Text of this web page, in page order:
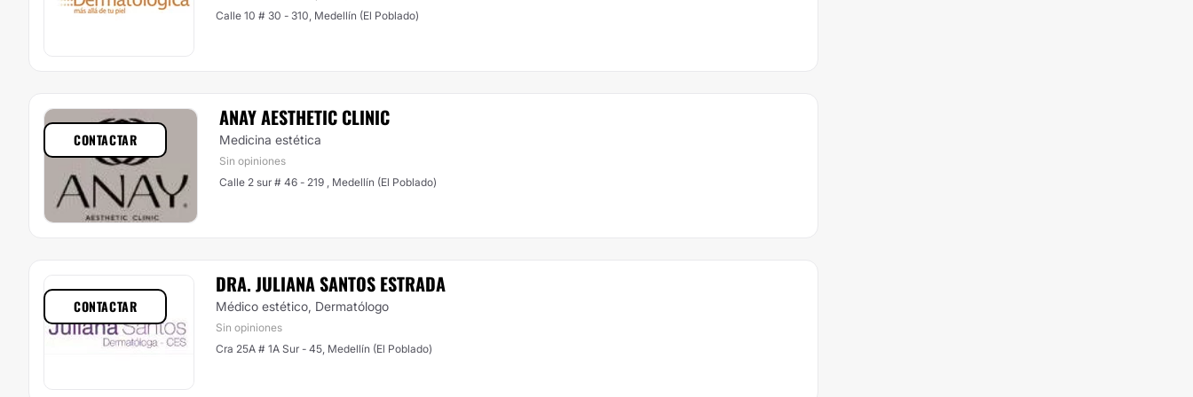
Calle 10 # 30 - 310, Medellín (El Poblado)
ANAY AESTHETIC CLINIC
Medicina estética
Sin opiniones
Calle 2 sur # 46 - 219 , Medellín (El Poblado)
CONTACTAR
DRA. JULIANA SANTOS ESTRADA
Médico estético, Dermatólogo
Sin opiniones
Cra 25A # 1A Sur - 45, Medellín (El Poblado)
CONTACTAR